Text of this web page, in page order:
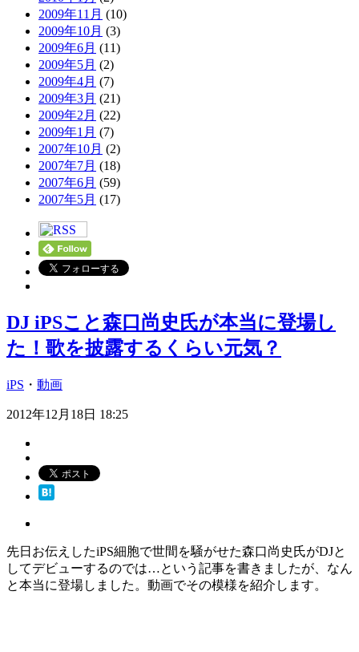
2009年11月 (10)
2009年10月 (3)
2009年6月 (11)
2009年5月 (2)
2009年4月 (7)
2009年3月 (21)
2009年2月 (22)
2009年1月 (7)
2007年10月 (2)
2007年7月 (18)
2007年6月 (59)
2007年5月 (17)
DJ iPSこと森口尚史氏が本当に登場し
た！歌を披露するくらい元気？
iPS ・ 動画
2012年12月18日 18:25
先日お伝えしたiPS細胞で世間を騒がせた森口尚史氏がDJと
してデビューするのでは…という記事を書きましたが、なん
と本当に登場しました。動画でその模様を紹介します。